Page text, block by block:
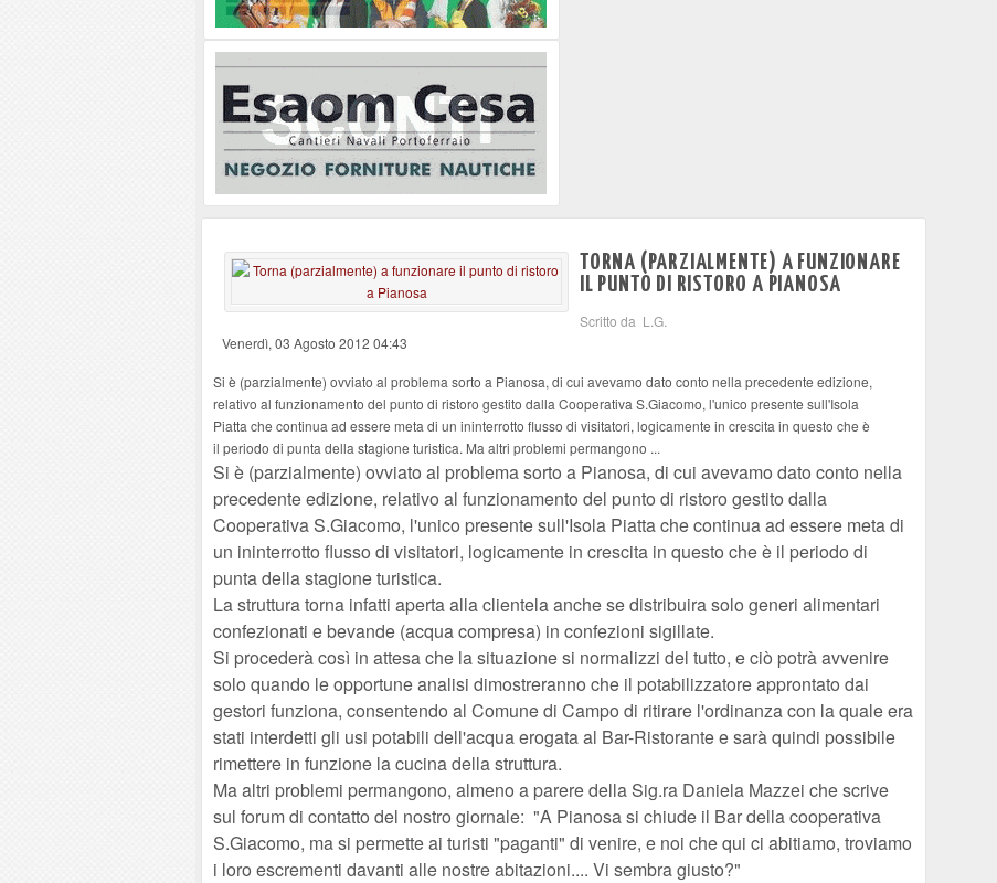
TORNA (PARZIALMENTE) A FUNZIONARE
IL PUNTO DI RISTORO A PIANOSA
Scritto da L.G.
Venerdì, 03 Agosto 2012 04:43
Si è (parzialmente) ovviato al problema sorto a Pianosa, di cui avevamo dato conto nella precedente edizione,
relativo al funzionamento del punto di ristoro gestito dalla Cooperativa S.Giacomo, l'unico presente sull'Isola
Piatta che continua ad essere meta di un ininterrotto flusso di visitatori, logicamente in crescita in questo che è
il periodo di punta della stagione turistica. Ma altri problemi permangono ...
Si è (parzialmente) ovviato al problema sorto a Pianosa, di cui avevamo dato conto nella
precedente edizione, relativo al funzionamento del punto di ristoro gestito dalla
Cooperativa S.Giacomo, l'unico presente sull'Isola Piatta che continua ad essere meta di
un ininterrotto flusso di visitatori, logicamente in crescita in questo che è il periodo di
punta della stagione turistica.
La struttura torna infatti aperta alla clientela anche se distribuira solo generi alimentari
confezionati e bevande (acqua compresa) in confezioni sigillate.
Si procederà così in attesa che la situazione si normalizzi del tutto, e ciò potrà avvenire
solo quando le opportune analisi dimostreranno che il potabilizzatore approntato dai
gestori funziona, consentendo al Comune di Campo di ritirare l'ordinanza con la quale era
stati interdetti gli usi potabili dell'acqua erogata al Bar-Ristorante e sarà quindi possibile
rimettere in funzione la cucina della struttura.
Ma altri problemi permangono, almeno a parere della Sig.ra Daniela Mazzei che scrive
sul forum di contatto del nostro giornale: "A Pianosa si chiude il Bar della cooperativa
S.Giacomo, ma si permette ai turisti "paganti" di venire, e noi che qui ci abitiamo, troviamo
i loro escrementi davanti alle nostre abitazioni.... Vi sembra giusto?"